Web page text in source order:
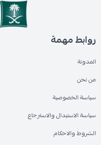
روابط مهمة
المدونة
من نحن
سياسة الخصوصية
سياسة الاستبدال والاسترجاع
الشروط والاحكام